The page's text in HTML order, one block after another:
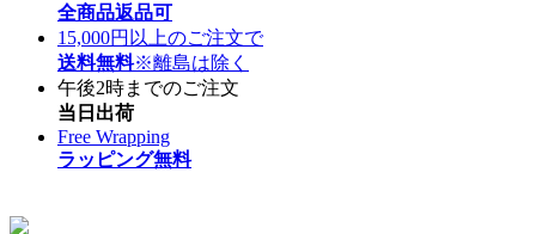
全商品返品可
15,000円以上のご注文で
送料無料※離島は除く
午後2時までのご注文
当日出荷
Free Wrapping
ラッピング無料